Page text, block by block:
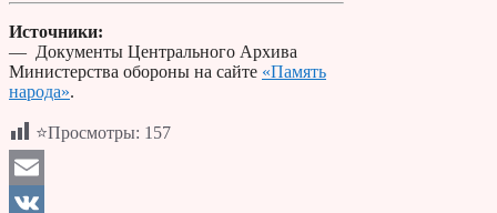
Источники:
— Документы Центрального Архива
Министерства обороны на сайте «Память
народа».
⭐Просмотры: 157
Email